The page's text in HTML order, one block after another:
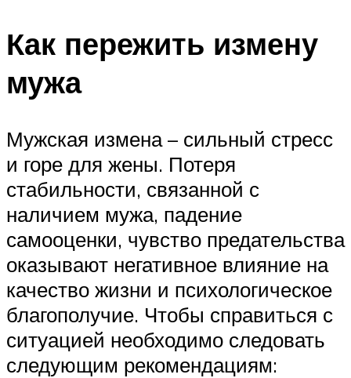
Как пережить измену
мужа
Мужская измена – сильный стресс
и горе для жены. Потеря
стабильности, связанной с
наличием мужа, падение
самооценки, чувство предательства
оказывают негативное влияние на
качество жизни и психологическое
благополучие. Чтобы справиться с
ситуацией необходимо следовать
следующим рекомендациям: